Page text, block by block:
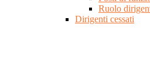
Ruolo
Dirigenti cessati